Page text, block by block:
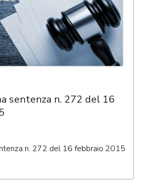
sentenza n. 272 del 16
n. 272 del 16 febbraio 2015